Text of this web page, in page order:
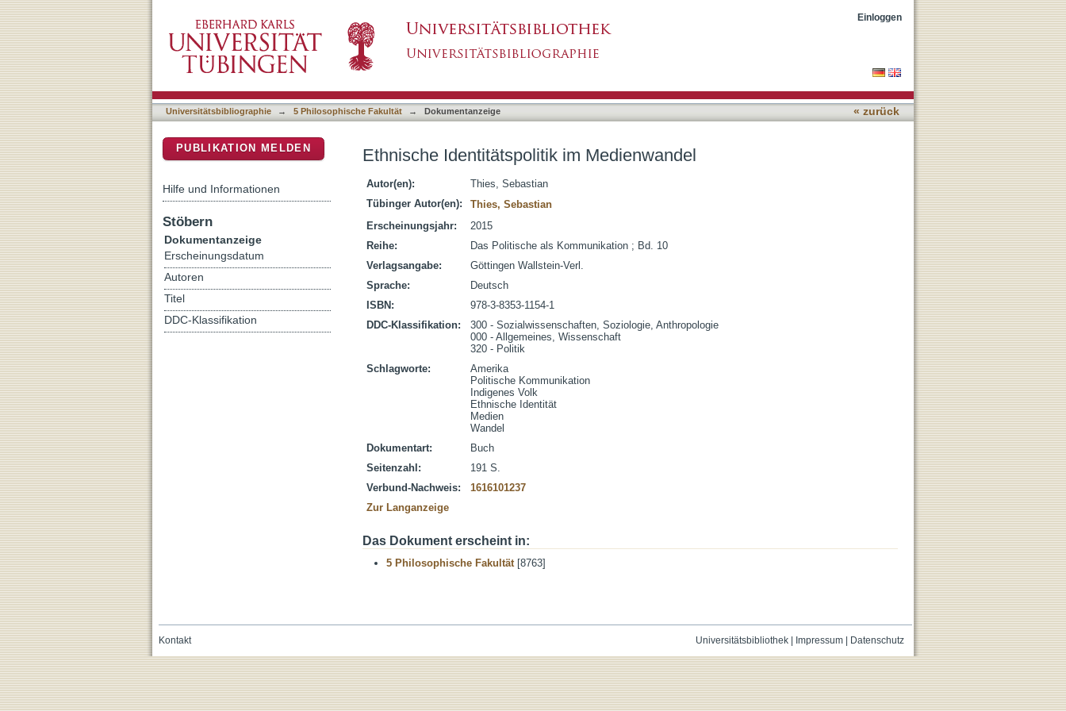
Einloggen
Universitätsbibliographie → 5 Philosophische Fakultät → Dokumentanzeige « zurück
Ethnische Identitätspolitik im Medienwandel
Autor(en):
Thies, Sebastian
Tübinger Autor(en):
Thies, Sebastian
Erscheinungsjahr:
2015
Reihe:
Das Politische als Kommunikation ; Bd. 10
Verlagsangabe:
Göttingen Wallstein-Verl.
Sprache:
Deutsch
ISBN:
978-3-8353-1154-1
DDC-Klassifikation:
300 - Sozialwissenschaften, Soziologie, Anthropologie
000 - Allgemeines, Wissenschaft
320 - Politik
Schlagworte:
Amerika
Politische Kommunikation
Indigenes Volk
Ethnische Identität
Medien
Wandel
Dokumentart:
Buch
Seitenzahl:
191 S.
Verbund-Nachweis:
1616101237
Zur Langanzeige
Das Dokument erscheint in:
5 Philosophische Fakultät[8763]
PUBLIKATION MELDEN
Hilfe und Informationen
Stöbern
Dokumentanzeige
Erscheinungsdatum
Autoren
Titel
DDC-Klassifikation
Universitätsbibliothek| Impressum| Datenschutz
Kontakt